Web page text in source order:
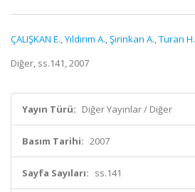
ÇALIŞKAN E.,Yıldırım A.,Şirinkan A.,Turan H.
Diğer, ss.141, 2007
Yayın Türü: Diğer Yayınlar / Diğer
Basım Tarihi: 2007
Sayfa Sayıları: ss.141